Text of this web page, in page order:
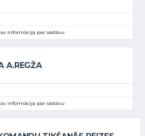
informācija par sastāvu
A.REGŽA
informācija par sastāvu